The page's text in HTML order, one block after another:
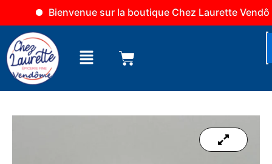
Bienvenue sur la boutique Chez Laurette Vendôme
contenu
Menu